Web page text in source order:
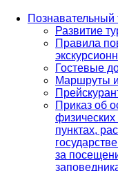
Познавательный
Развитие
Правила
Гостевые
Маршруты и
Приказ об
пунктах,
за